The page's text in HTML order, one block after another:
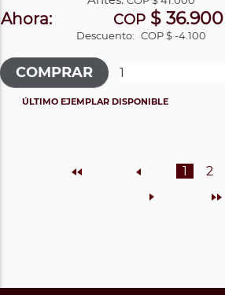
Ahora: COP $ 36.900
Descuento: COP $ -4.100
ÚLTIMO EJEMPLAR DISPONIBLE
Inicio Anterior 1 2
Siguiente
Final